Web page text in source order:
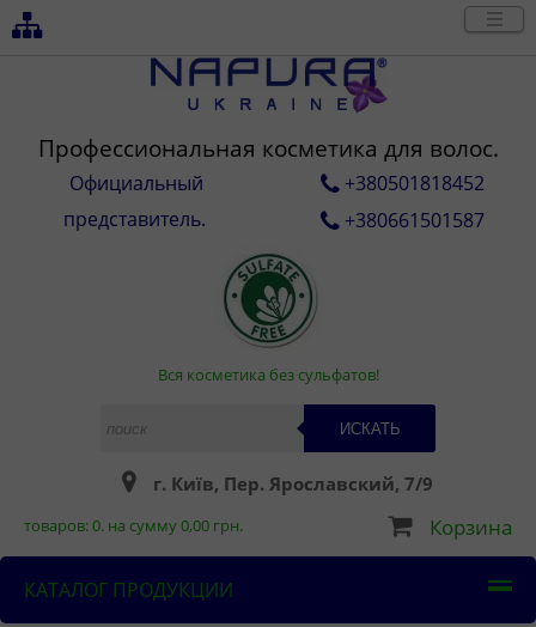
Профессиональная косметика для волос.
Официальный
представитель.
+380501818452
+380661501587
Вся косметика без сульфатов!
ИСКАТЬ
г. Київ, Пер. Ярославский, 7/9
товаров:0. на сумму0,00 грн. Корзина
КАТАЛОГ ПРОДУКЦИИ